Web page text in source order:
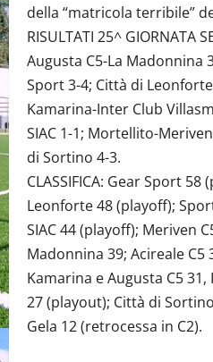
della “matricola terribile”
RISULTATI 25^ GIORNATA
Augusta C5-La Madonnina
Sport 3-4; Città di
Kamarina-Inter Club
SIAC 1-1; Mortellito-
di Sortino 4-3.
CLASSIFICA: Gear Sport
Leonforte 48 (playoff);
SIAC 44 (playoff); Meriven
Madonnina 39; Acireale C5
Kamarina e Augusta C5
27 (playout); Città di
Gela 12 (retrocessa in C2).